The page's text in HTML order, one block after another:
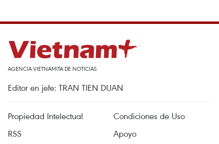
AGENCIA VIETNAMITA DE NOTICIAS
Editor en jefe: TRAN TIEN DUAN
Propiedad Intelectual
Condiciones de Uso
RSS
Apoyo